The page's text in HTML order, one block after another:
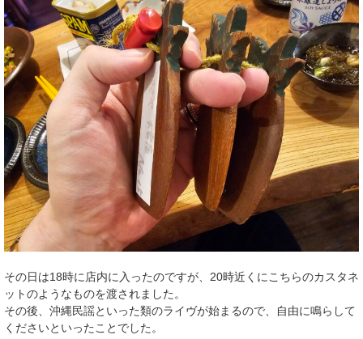
その日は18時に店内に入ったのですが、20時近くにこちらのカスタネ
ットのようなものを渡されました。
その後、沖縄民謡といった類のライヴが始まるので、自由に鳴らして
くださいといったことでした。